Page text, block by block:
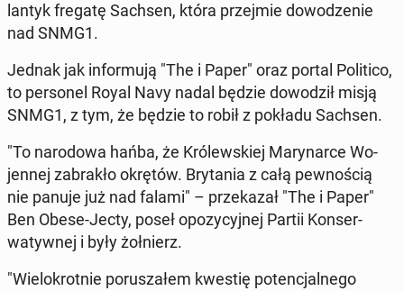
lantyk fregatę Sachsen, która prze­jmie dowodze­nie
nad SNMG1.
Jednak jak in­for­mu­ją "The i Paper" oraz portal Politi­co,
to per­son­el Royal Navy nadal będzie dowodz­ił misją
SNMG1, z tym, że będzie to robił z pokładu Sachsen.
"To nar­o­dowa hańba, że Królewskiej Mary­nar­ce Wo­
jen­nej zabrakło okrętów. Bry­ta­nia z całą pewnoś­cią
nie panuje już nad falami" – przekazał "The i Paper"
Ben Obese-Jecty, poseł opozy­cyjnej Partii Kon­ser­
waty­wnej i były żołnierz.
"Wielokrot­nie porusza­łem kwestię po­tenc­jal­nego